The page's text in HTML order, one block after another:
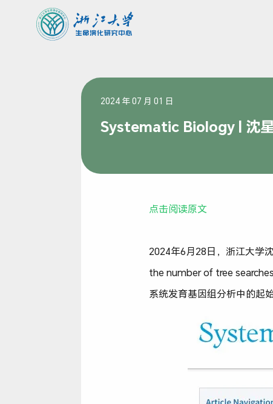
2024 年 07 月 01 日
Systematic Biology | 沈
点击阅读原文
2024年6月28日，浙江大学
the number of tree
系统发育基因组分析中的起